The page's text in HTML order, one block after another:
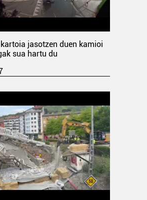
jasotzen duen kamioi
sua hartu du